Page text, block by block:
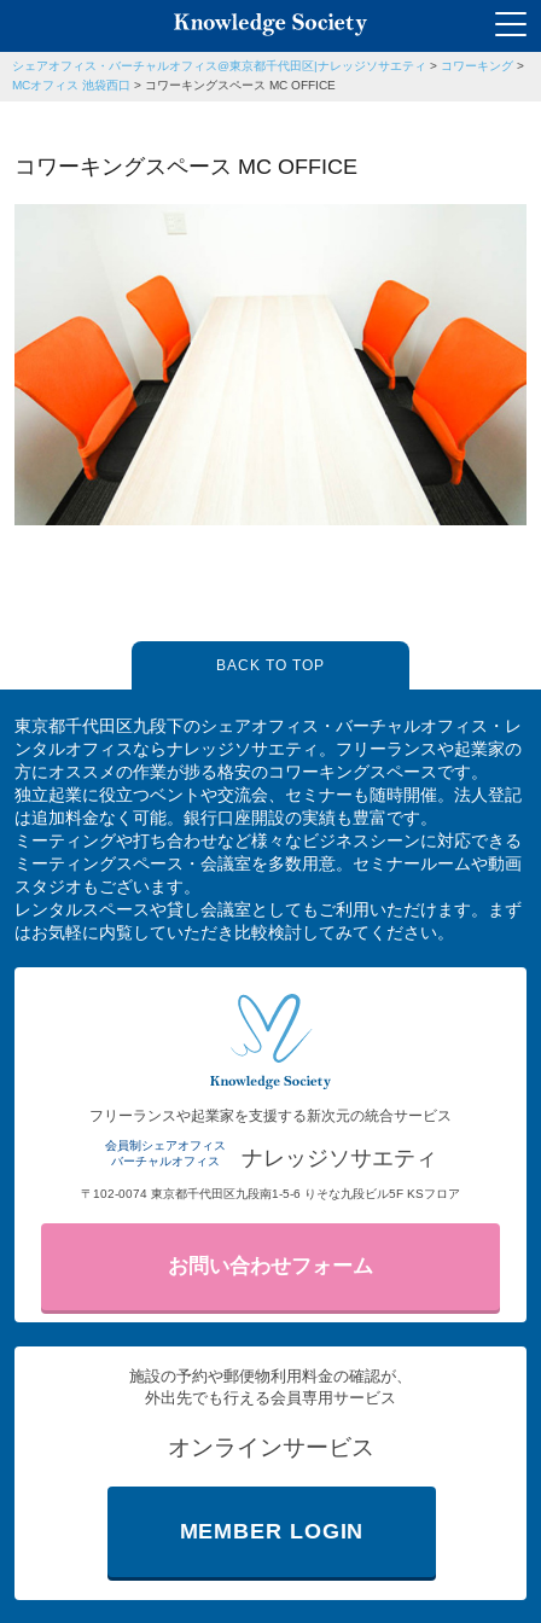
シェアオフィス・バーチャルオフィス@東京都千代田区|ナレッジソサエティ > コワーキング >
MCオフィス 池袋西口 > コワーキングスペース MC OFFICE
コワーキングスペース MC OFFICE
BACK TO TOP
東京都千代田区九段下のシェアオフィス・バーチャルオフィス・レ
ンタルオフィスならナレッジソサエティ。フリーランスや起業家の
方にオススメの作業が捗る格安のコワーキングスペースです。
独立起業に役立つベントや交流会、セミナーも随時開催。法人登記
は追加料金なく可能。銀行口座開設の実績も豊富です。
ミーティングや打ち合わせなど様々なビジネスシーンに対応できる
ミーティングスペース・会議室を多数用意。セミナールームや動画
スタジオもございます。
レンタルスペースや貸し会議室としてもご利用いただけます。まず
はお気軽に内覧していただき比較検討してみてください。
フリーランスや起業家を支援する新次元の統合サービス
会員制シェアオフィス
バーチャルオフィス
ナレッジソサエティ
〒102-0074 東京都千代田区九段南1-5-6 りそな九段ビル5F KSフロア
お問い合わせフォーム
施設の予約や郵便物利用料金の確認が、
外出先でも行える会員専用サービス
オンラインサービス
MEMBER LOGIN